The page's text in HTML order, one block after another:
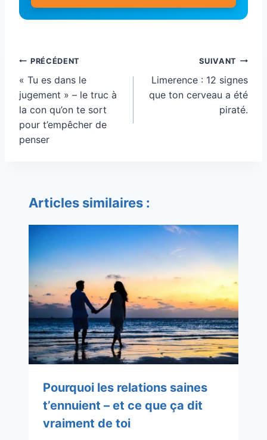
Navigation
de
l’article
PRÉCÉDENT
« Tu es dans le
jugement » – le truc à
la con qu’on te sort
pour t’empêcher de
penser
SUIVANT
Limerence : 12 signes
que ton cerveau a été
piraté.
Articles similaires :
Pourquoi les relations saines
t’ennuient – et ce que ça dit
vraiment de toi